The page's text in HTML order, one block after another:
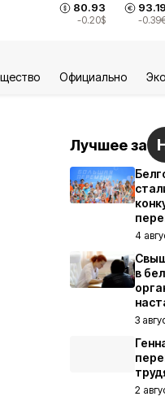
80.93
-0.20$
93.19
-0.39
Официально
Лучшее за
4
в
3
2